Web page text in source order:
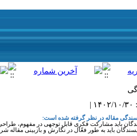
مقاله در نظر گرفته شده است:
باید مشارکت فکری قابل توجهی در مفهوم،
باید به ‌طور فعّال در نگارش و بازبینی